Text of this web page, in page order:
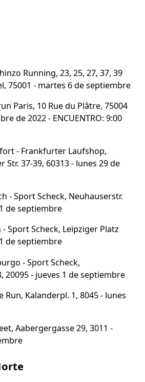
Running, 23, 25, 27, 37, 39
75001 - martes 6 de septiembre
Paris, 10 Rue du Plâtre, 75004
de 2022 - ENCUENTRO: 9:00
- Frankfurter Laufshop,
Str. 37-39, 60313 - lunes 29 de
- Sport Scheck, Neuhauserstr.
de septiembre
Sport Scheck, Leipziger Platz
de septiembre
- Sport Scheck,
20095 - jueves 1 de septiembre
Run, Kalanderpl. 1, 8045 - lunes
Aabergergasse 29, 3011 -